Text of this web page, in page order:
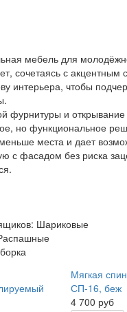
мебель для
сочетаясь с акцентным
интерьера, чтобы
фурнитуры и
но функциональное
места и дает
с фасадом без риска
Шариковые
Мягкая
СП-16, беж
4 700 руб